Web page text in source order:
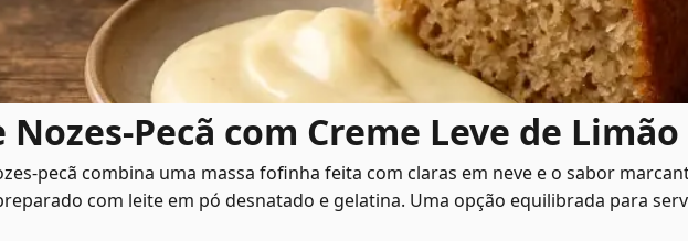
Nozes-Pecã com Creme Leve de Limão
pecã combina uma massa fofinha feita com claras em neve e o sabor
com leite em pó desnatado e gelatina. Uma opção equilibrada para